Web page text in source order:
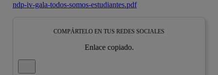
ndp-iv-gala-todos-somos-estudiantes.pdf
COMPÁRTELO EN TUS REDES SOCIALES
Enlace copiado.